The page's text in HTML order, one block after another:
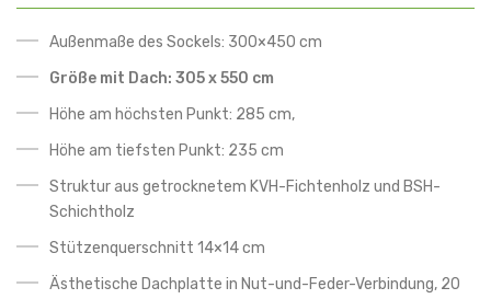
Außenmaße des Sockels: 300×450 cm
Größe mit Dach: 305 x 550 cm
Höhe am höchsten Punkt: 285 cm,
Höhe am tiefsten Punkt: 235 cm
Struktur aus getrocknetem KVH-Fichtenholz und BSH-
Schichtholz
Stützenquerschnitt 14×14 cm
Ästhetische Dachplatte in Nut-und-Feder-Verbindung, 20